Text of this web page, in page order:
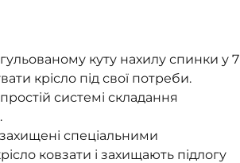
куту нахилу спинки у 7
крісло під свої потреби.
системі складання
спеціальними
ковзати і захищають підлогу